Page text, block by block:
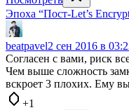
Эпоха “Пост-Let’s
beatpavel2 сен 2016 в
Согласен с вами, риск
Чем выше сложность
вскроет 3 плохих. Ему
+1